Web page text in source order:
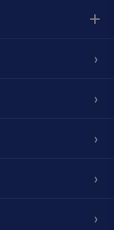
＋
›
›
›
›
›